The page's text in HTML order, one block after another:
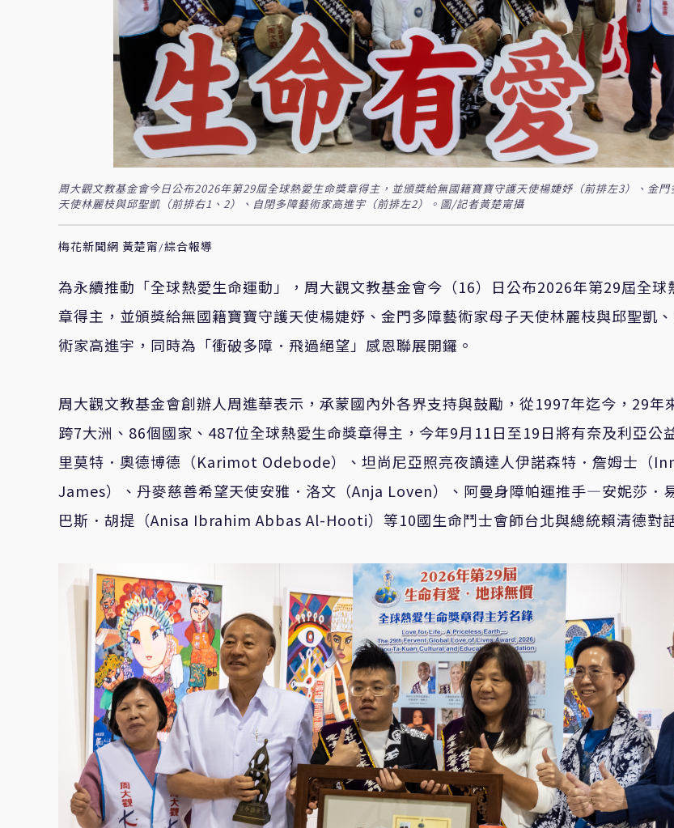
周大觀文教基金會今日公布2026年第29屆全球熱愛生命獎章得主，並頒獎給無國籍寶寶守護天使楊婕妤（前排左3）、金
天使林麗枝與邱聖凱（前排右1、2）、自閉多障藝術家高進宇（前排左2）。圖/記者黃楚甯攝
梅花新聞網 黃楚甯/綜合報導
為永續推動「全球熱愛生命運動」，周大觀文教基金會今（16）日公布2026年第29屆全球
章得主，並頒獎給無國籍寶寶守護天使楊婕妤、金門多障藝術家母子天使林麗枝與邱聖凱
術家高進宇，同時為「衝破多障．飛過絕望」感恩聯展開鑼。
周大觀文教基金會創辦人周進華表示，承蒙國內外各界支持與鼓勵，從1997年迄今，29年
跨7大洲、86個國家、487位全球熱愛生命獎章得主，今年9月11日至19日將有奈及利亞公
里莫特．奧德博德（Karimot Odebode）、坦尚尼亞照亮夜讀達人伊諾森特．詹姆士（
James）、丹麥慈善希望天使安雅．洛文（Anja Loven）、阿曼身障帕運推手—安妮莎．
巴斯．胡提（Anisa Ibrahim Abbas Al-Hooti）等10國生命鬥士會師台北與總統賴清德對